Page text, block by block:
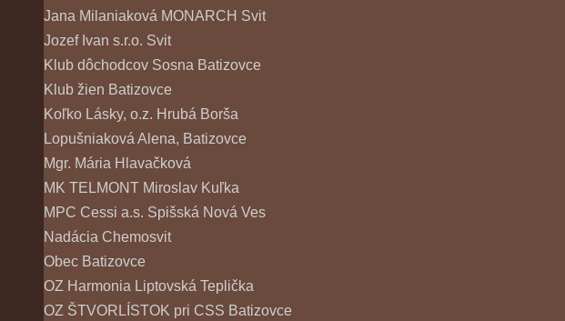
Jana Milaniaková MONARCH Svit
Jozef Ivan s.r.o. Svit
Klub dôchodcov Sosna Batizovce
Klub žien Batizovce
Koľko Lásky, o.z. Hrubá Borša
Lopušniaková Alena, Batizovce
Mgr. Mária Hlavačková
MK TELMONT Miroslav Kuľka
MPC Cessi a.s. Spišská Nová Ves
Nadácia Chemosvit
Obec Batizovce
OZ Harmonia Liptovská Teplička
OZ ŠTVORLÍSTOK pri CSS Batizovce